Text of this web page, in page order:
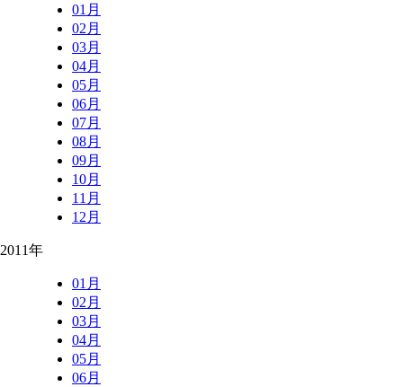
01月
02月
03月
04月
05月
06月
07月
08月
09月
10月
11月
12月
2011年
01月
02月
03月
04月
05月
06月